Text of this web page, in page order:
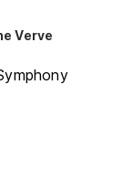
Verve